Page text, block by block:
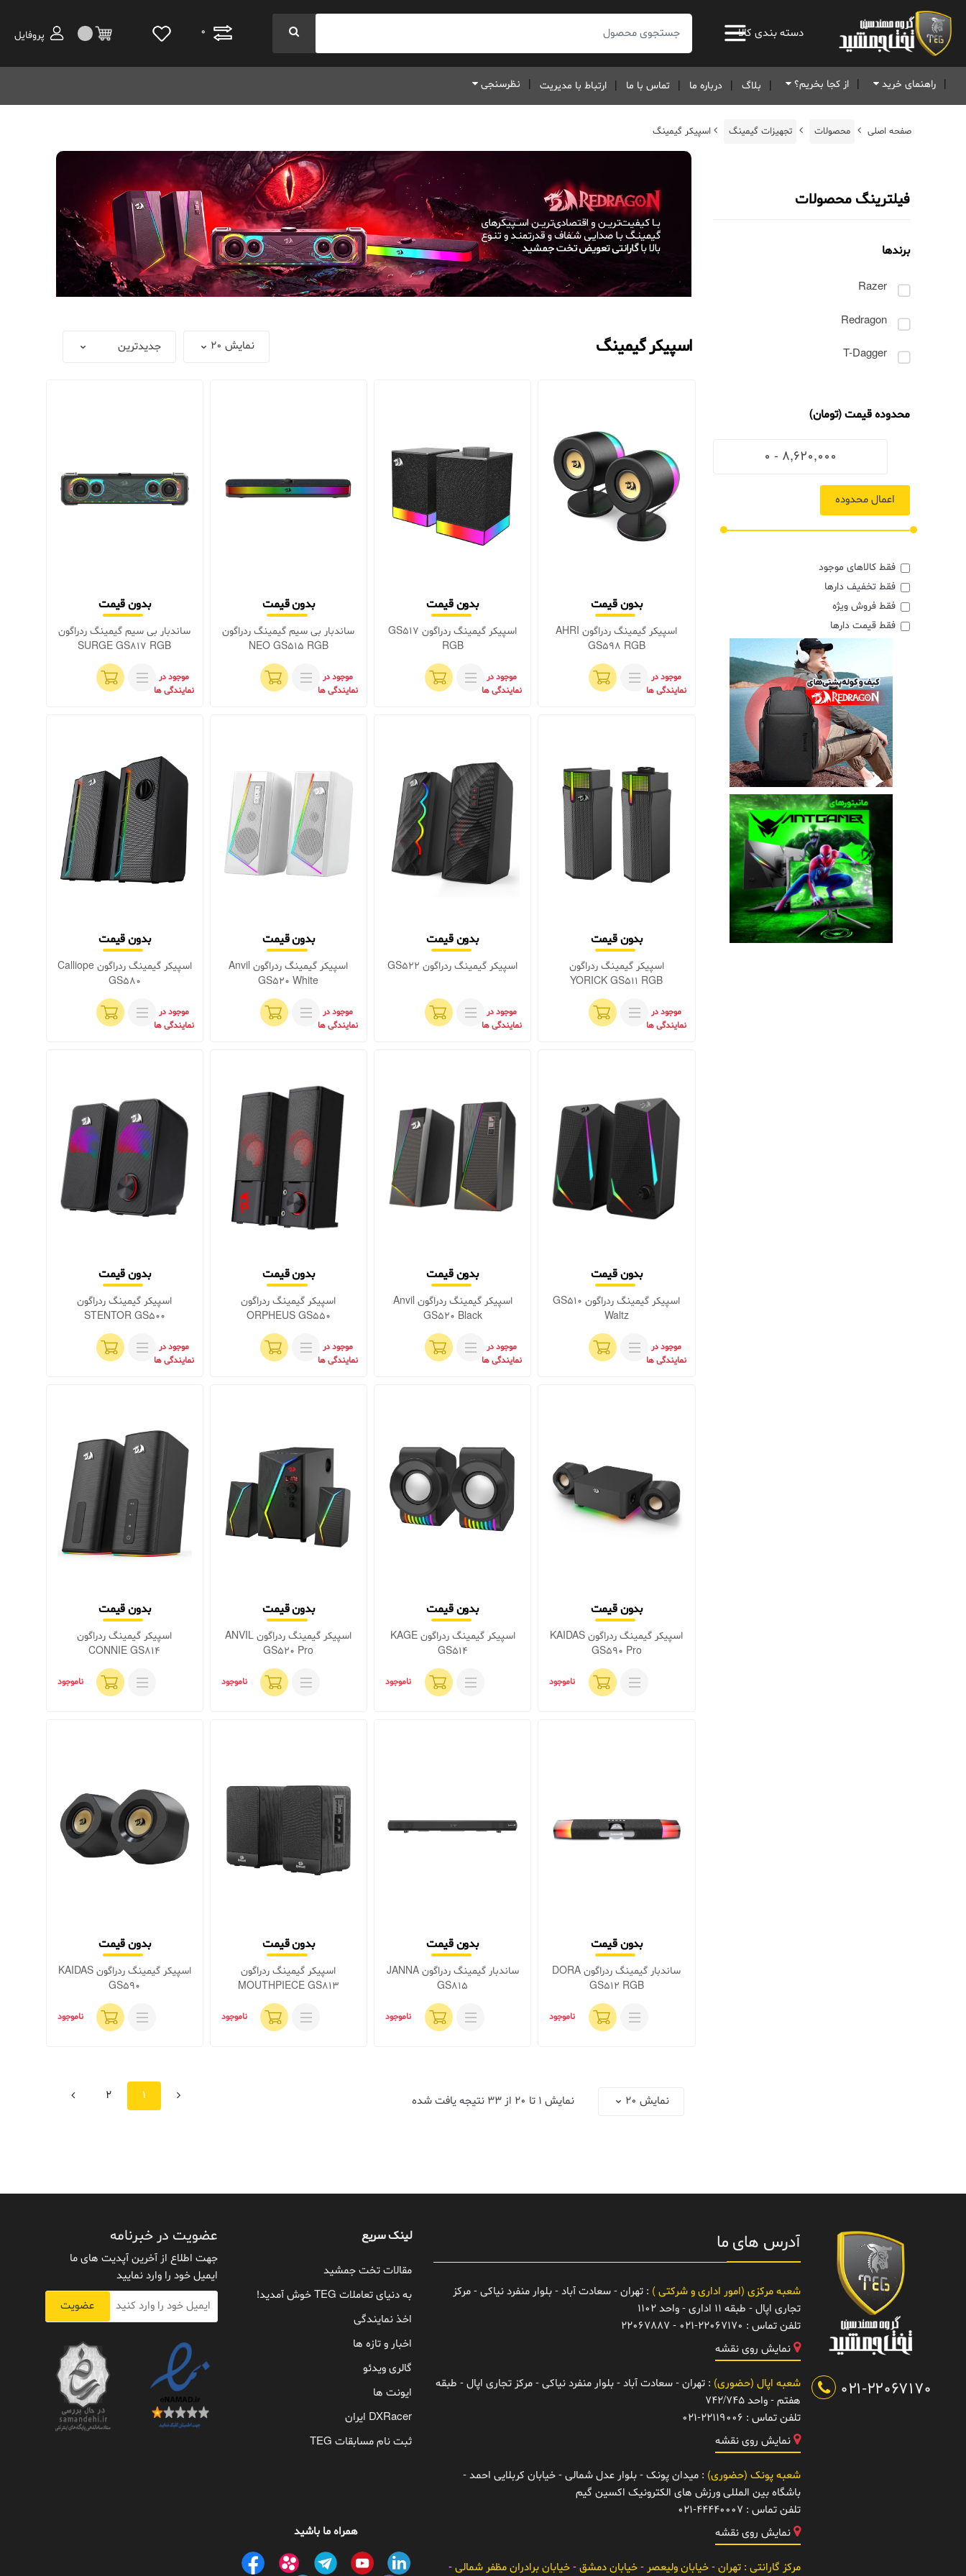
دسته بندی کالا
جستجو:
0 پروفایل
راهنمای خرید از کجا بخریم؟ بلاگ درباره ما تماس با ما ارتباط با مدیریت نظرسنجی
صفحه اصلی محصولات تجهیزات گیمینگ اسپیکر گیمینگ
اسپیکر گیمینگ
بدون قیمت
اسپیکر گیمینگ ردراگون AHRI
GS598 RGB
موجود در
نمایندگی ها
بدون قیمت
اسپیکر گیمینگ ردراگون GS517
RGB
موجود در
نمایندگی ها
بدون قیمت
ساندبار بی سیم گیمینگ ردراگون
NEO GS515 RGB
موجود در
نمایندگی ها
بدون قیمت
ساندبار بی سیم گیمینگ ردراگون
SURGE GS817 RGB
موجود در
نمایندگی ها
بدون قیمت
اسپیکر گیمینگ ردراگون
YORICK GS511 RGB
موجود در
نمایندگی ها
بدون قیمت
اسپیکر گیمینگ ردراگون GS522
موجود در
نمایندگی ها
بدون قیمت
اسپیکر گیمینگ ردراگون Anvil
GS520 White
موجود در
نمایندگی ها
بدون قیمت
اسپیکر گیمینگ ردراگون Calliope
GS580
موجود در
نمایندگی ها
بدون قیمت
اسپیکر گیمینگ ردراگون GS510
Waltz
موجود در
نمایندگی ها
بدون قیمت
اسپیکر گیمینگ ردراگون Anvil
GS520 Black
موجود در
نمایندگی ها
بدون قیمت
اسپیکر گیمینگ ردراگون
ORPHEUS GS550
موجود در
نمایندگی ها
بدون قیمت
اسپیکر گیمینگ ردراگون
STENTOR GS500
موجود در
نمایندگی ها
بدون قیمت
اسپیکر گیمینگ ردراگون KAIDAS
GS590 Pro
ناموجود
بدون قیمت
اسپیکر گیمینگ ردراگون KAGE
GS514
ناموجود
بدون قیمت
اسپیکر گیمینگ ردراگون ANVIL
GS520 Pro
ناموجود
بدون قیمت
اسپیکر گیمینگ ردراگون
CONNIE GS814
ناموجود
بدون قیمت
ساندبار گیمینگ ردراگون DORA
GS512 RGB
ناموجود
بدون قیمت
ساندبار گیمینگ ردراگون JANNA
GS815
ناموجود
بدون قیمت
اسپیکر گیمینگ ردراگون
MOUTHPIECE GS813
ناموجود
بدون قیمت
اسپیکر گیمینگ ردراگون KAIDAS
GS590
ناموجود
نمایش 1 تا 20 از33 نتیجه یافت شده قبلی 1
2 بعدی
فیلترینگ محصولات
برندها
Razer
Redragon
T-Dagger
محدوده قیمت (تومان)
اعمال محدوده
فقط کالاهای موجود
فقط تخفیف دارها
فقط فروش ویژه
فقط قیمت دارها
021-22067170
آدرس های ما
شعبه مرکزی (امور اداری و شرکتی ) : تهران - سعادت آباد - بلوار منفرد نیاکی - مرکز
تجاری اپال - طبقه 11 اداری - واحد 1102
تلفن تماس : 021-22067170 - 22067887
نمایش روی نقشه
شعبه اپال (حضوری) : تهران - سعادت آباد - بلوار منفرد نیاکی - مرکز تجاری اپال - طبقه
هفتم - واحد 742/745
تلفن تماس : 021-22119006
نمایش روی نقشه
شعبه پونک (حضوری) : میدان پونک - بلوار عدل شمالی - خیابان کربلایی احمد -
باشگاه بین المللی ورزش های الکترونیک اکسین گیم
تلفن تماس : 021-44440007
نمایش روی نقشه
مرکز گارانتی : تهران - خیابان ولیعصر - خیابان دمشق - خیابان برادران مظفر شمالی -
لینک سریع
مقالات تخت جمشید
به دنیای تعاملات TEG خوش آمدید!
اخذ نمایندگی
اخبار و تازه ها
گالری ویدئو
ایونت ها
DXRacer ایران
ثبت نام مسابقات TEG
همراه ما باشید
عضویت در خبرنامه
جهت اطلاع از آخرین آپدیت های ما
ایمیل خود را وارد نمایید
عضویت